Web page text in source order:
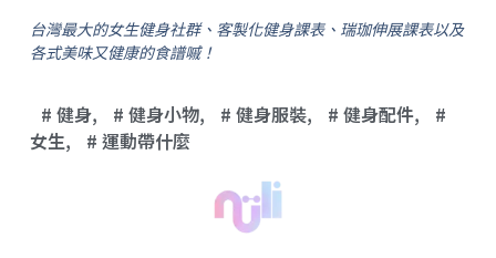
台灣最大的女生健身社群、客製化健身課表、瑞珈伸展課表以及
各式美味又健康的食譜嘁！
健身, 健身小物, 健身服裝, 健身配件,
女生, 運動帶什麼